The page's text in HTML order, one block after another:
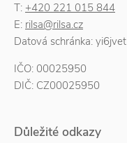
T: +420 221 015 844
E: rilsa@rilsa.cz
Datová schránka: yi6jvet
IČO: 00025950
DIČ: CZ00025950
Důležité odkazy